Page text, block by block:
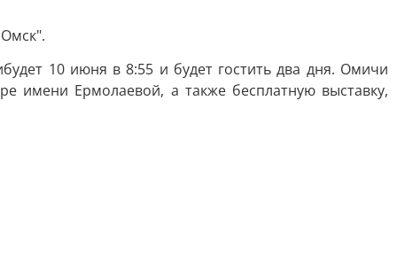
10 июня в 8:55 и будет гостить два дня. Омичи
имени Ермолаевой, а также бесплатную выставку,